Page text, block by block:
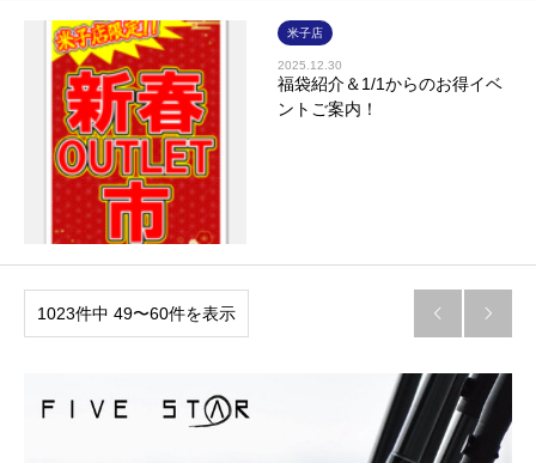
米子店
2025.12.30
福袋紹介＆1/1からのお得イベ
ントご案内！
1023件中 49〜60件を表示  